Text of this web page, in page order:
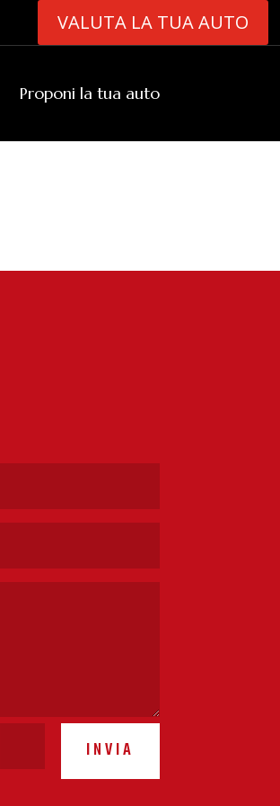
VALUTA LA TUA AUTO
Proponi la tua auto
INVIA